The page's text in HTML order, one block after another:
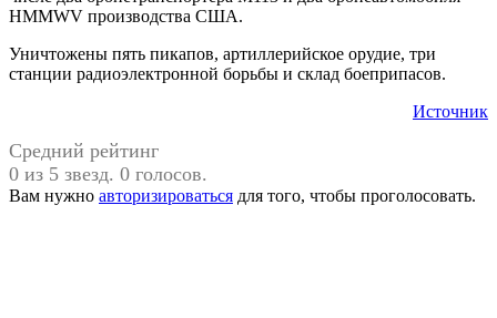
HMMWV производства США.
Уничтожены пять пикапов, артиллерийское орудие, три
станции радиоэлектронной борьбы и склад боеприпасов.
Источник
Средний рейтинг
0 из 5 звезд. 0 голосов.
Вам нужно авторизироваться для того, чтобы проголосовать.